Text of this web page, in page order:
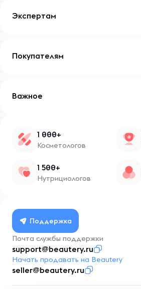
Экспертам
Покупателям
Важное
1 000+
Косметологов
1 500+
Нутрициологов
Поддержка
Почта службы поддержки
support@beautery.ru
Начать продавать на Beautery
seller@beautery.ru